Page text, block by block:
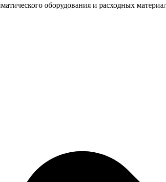
оборудования и расходных